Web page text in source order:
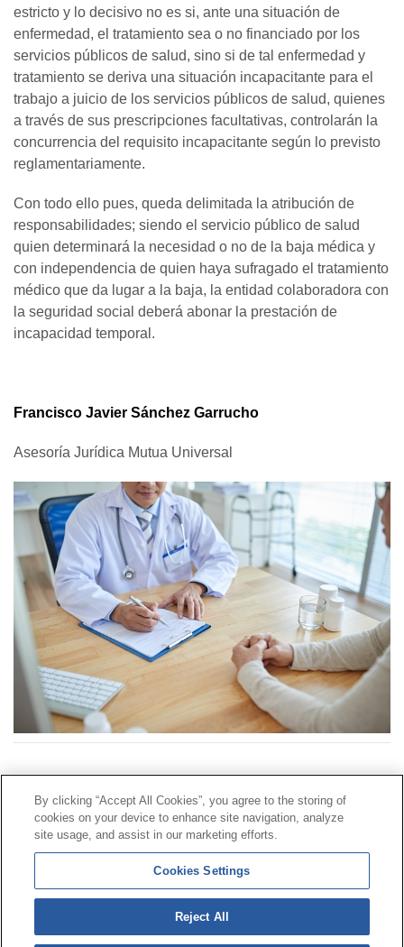
estricto y lo decisivo no es si, ante una situación de
enfermedad, el tratamiento sea o no financiado por los
servicios públicos de salud, sino si de tal enfermedad y
tratamiento se deriva una situación incapacitante para el
trabajo a juicio de los servicios públicos de salud, quienes
a través de sus prescripciones facultativas, controlarán la
concurrencia del requisito incapacitante según lo previsto
reglamentariamente.
Con todo ello pues, queda delimitada la atribución de
responsabilidades; siendo el servicio público de salud
quien determinará la necesidad o no de la baja médica y
con independencia de quien haya sufragado el tratamiento
médico que da lugar a la baja, la entidad colaboradora con
la seguridad social deberá abonar la prestación de
incapacidad temporal.
Francisco Javier Sánchez Garrucho
Asesoría Jurídica Mutua Universal
Línea Universal 900 203 203|Zona Privada Comisión de
Prestaciones Especiales|Zona Privada Proveedor
Sanitario
© Mutua Universal 2026 | Mapa del sitio | Aviso legal
Política de Protección de Datos
cookies
By clicking “Accept All Cookies”, you agree to the storing of
cookies on your device to enhance site navigation, analyze
site usage, and assist in our marketing efforts.
Cookies Settings
Reject All